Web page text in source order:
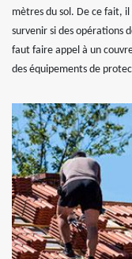
mètres du sol. De ce fait,
survenir si des opérations
faut faire appel à un
des équipements de